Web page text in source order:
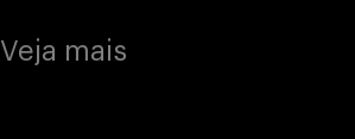
Veja mais